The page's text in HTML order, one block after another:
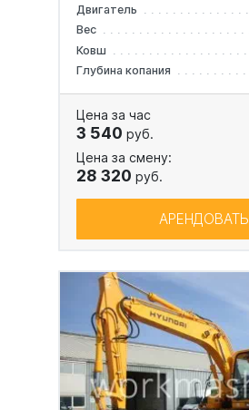
Двигатель
Вес
Ковш
Глубина копания
Цена за час
3 540 руб.
Цена за смену:
28 320 руб.
АРЕНДОВАТЬ